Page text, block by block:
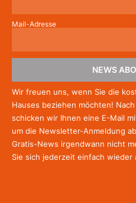
Mail-Adresse
NEWS
Wir freuen uns, wenn Sie die
Hauses beziehen möchten!
schicken wir Ihnen eine E-Mail
um die Newsletter-Anmeldung
Gratis-News irgendwann nicht
Sie sich jederzeit einfach wieder